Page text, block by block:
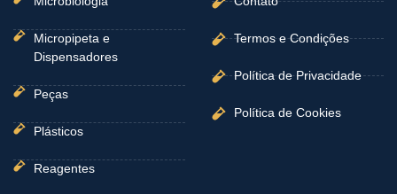
Micropipeta e
Dispensadores
Peças
Plásticos
Reagentes
Termos e Condições
Política de Privacidade
Política de Cookies